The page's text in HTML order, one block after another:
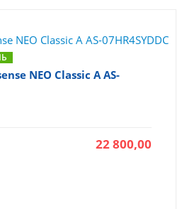
NEO Classic A AS-
22 800,00